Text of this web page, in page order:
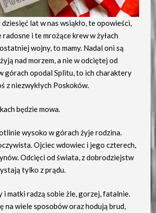
lat w nas wsiąkło, te opowieści,
i te mrożące krew w żyłach
wojny, to mamy. Nadal oni są
nad morzem, a nie w odciętej od
górach opodal Splitu, to ich charaktery
z niezwykłych Poskoków.
będzie mowa.
wysoko w górach żyje rodzina.
Ojciec wdowiec i jego czterech,
Odcięci od świata, z dobrodziejstw
tylko z prądu.
i matki radzą sobie żle, gorzej, fatalnie.
na wiele sposobów oraz hodują brud,